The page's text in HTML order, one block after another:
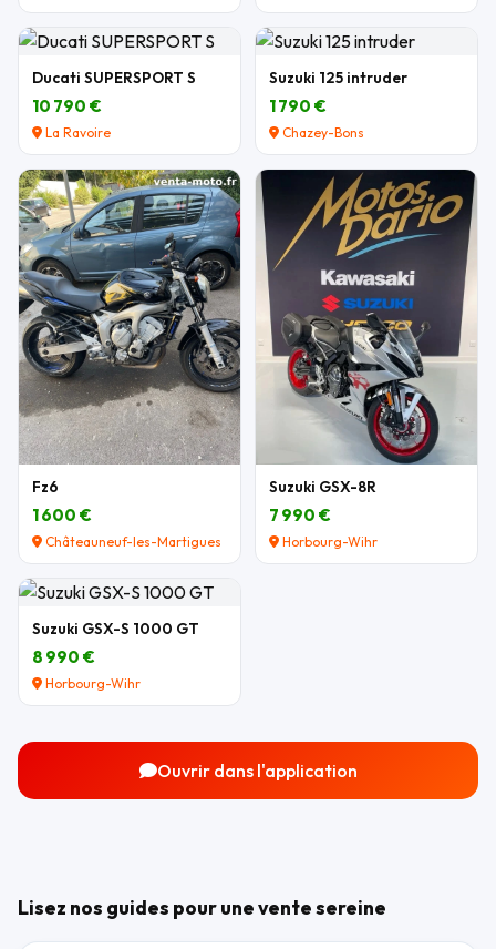
Ducati SUPERSPORT S
10 790 €
La Ravoire
Suzuki 125 intruder
1 790 €
Chazey-Bons
Fz6
1 600 €
Châteauneuf-les-Martigues
Suzuki GSX-8R
7 990 €
Horbourg-Wihr
Suzuki GSX-S 1000 GT
8 990 €
Horbourg-Wihr
Ouvrir dans l'application
Lisez nos guides pour une vente sereine